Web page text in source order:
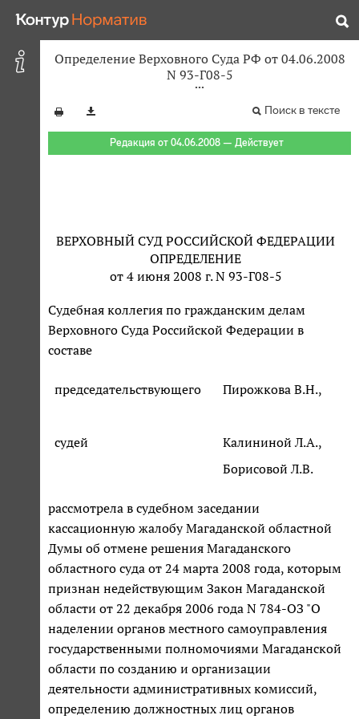
Определение Верховного Суда РФ от 04.06.2008
N 93-Г08-5
Поиск в тексте
Редакция от 04.06.2008 — Действует
ВЕРХОВНЫЙ СУД РОССИЙСКОЙ ФЕДЕРАЦИИ
ОПРЕДЕЛЕНИЕ
от 4 июня 2008 г. N 93-Г08-5
Судебная коллегия по гражданским делам
Верховного Суда Российской Федерации в
составе
председательствующего Пирожкова В.Н.,
судей
Калининой Л.А.,
Борисовой Л.В.
рассмотрела в судебном заседании
кассационную жалобу Магаданской областной
Думы об отмене решения Магаданского
областного суда от 24 марта 2008 года, которым
признан недействующим Закон Магаданской
области от 22 декабря 2006 года N 784-ОЗ "О
наделении органов местного самоуправления
государственными полномочиями Магаданской
области по созданию и организации
деятельности административных комиссий,
определению должностных лиц органов